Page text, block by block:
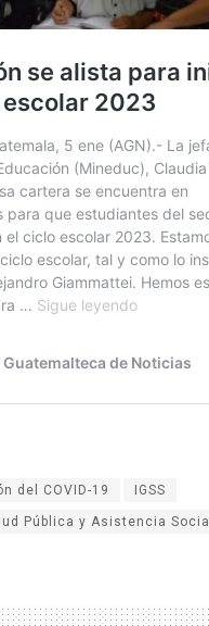
del COVID-19 IGSS
Pública y Asistencia Social